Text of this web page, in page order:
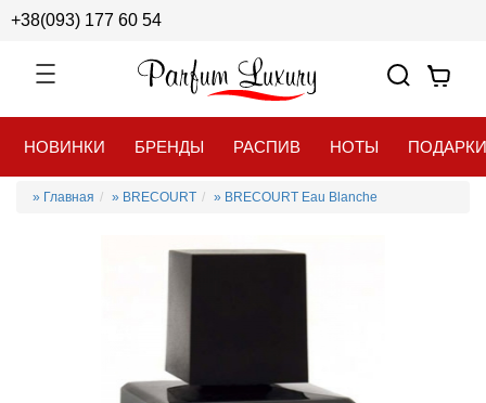
+38(093) 177 60 54
НОВИНКИ БРЕНДЫ РАСПИВ НОТЫ ПОДАРКИ
» Главная » BRECOURT » BRECOURT Eau Blanche